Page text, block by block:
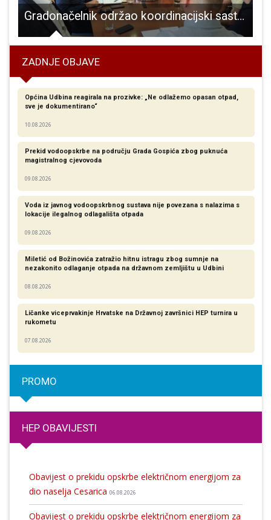
Gradonačelnik održao koordinacijski sastanak vezan za sanaciju prometnica na kojima su u tijeku radovi na komunalnoj infrastrukturi
ZADNJE OBJAVE
Općina Udbina reagirala na prozivke: „Ne odlažemo opasan otpad,
sve je dokumentirano“
10.08.2026
Prekid vodoopskrbe na području Grada Gospića zbog puknuća
magistralnog cjevovoda
09.08.2026
Voda iz javnog vodoopskrbnog sustava nije povezana s nalazima s
lokacije ilegalnog odlagališta otpada
09.08.2026
Miletić od Božinovića zatražio hitnu istragu zbog sumnje na
nezakonito odlaganje otpada na državnom zemljištu u Udbini
08.08.2026
Ličanke viceprvakinje Hrvatske na Državnoj završnici HEP turnira u
rukometu
07.08.2026
PROMO
HEP OBAVIJESTI
Obavijest o prekidu opskrbe električnom energijom za
dio naselja Cesarica 06.08.2026
Obavijest o prekidu opskrbe električnom energijom za